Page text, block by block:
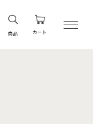
商品 カート